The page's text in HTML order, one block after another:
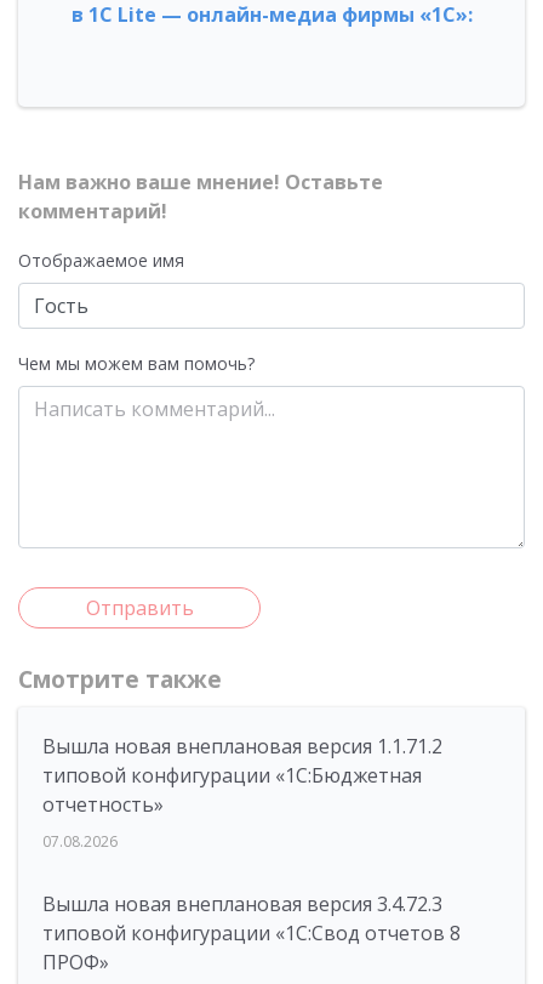
в 1С Lite — онлайн-медиа фирмы «1С»:
Нам важно ваше мнение! Оставьте
комментарий!
Отображаемое имя
Чем мы можем вам помочь?
Отправить
Смотрите также
Вышла новая внеплановая версия 1.1.71.2
типовой конфигурации «1C:Бюджетная
отчетность»
07.08.2026
Вышла новая внеплановая версия 3.4.72.3
типовой конфигурации «1C:Свод отчетов 8
ПРОФ»